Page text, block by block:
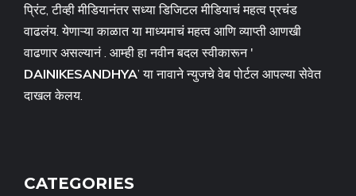
प्रिंट, टीव्ही मीडियानंतर सध्या डिजिटल मीडियाचं महत्व प्रचंड
वाढलंय. येणाऱ्या काळात या माध्यमाचं महत्व आणि व्याप्ती आणखी
वाढणार असल्यानं . आम्ही हा नवीन बदल स्वीकारून '
DAINIKESANDHYA’ या नावाने न्युजचे वेब पोर्टल आपल्या सेवेत
दाखल केलय.
CATEGORIES